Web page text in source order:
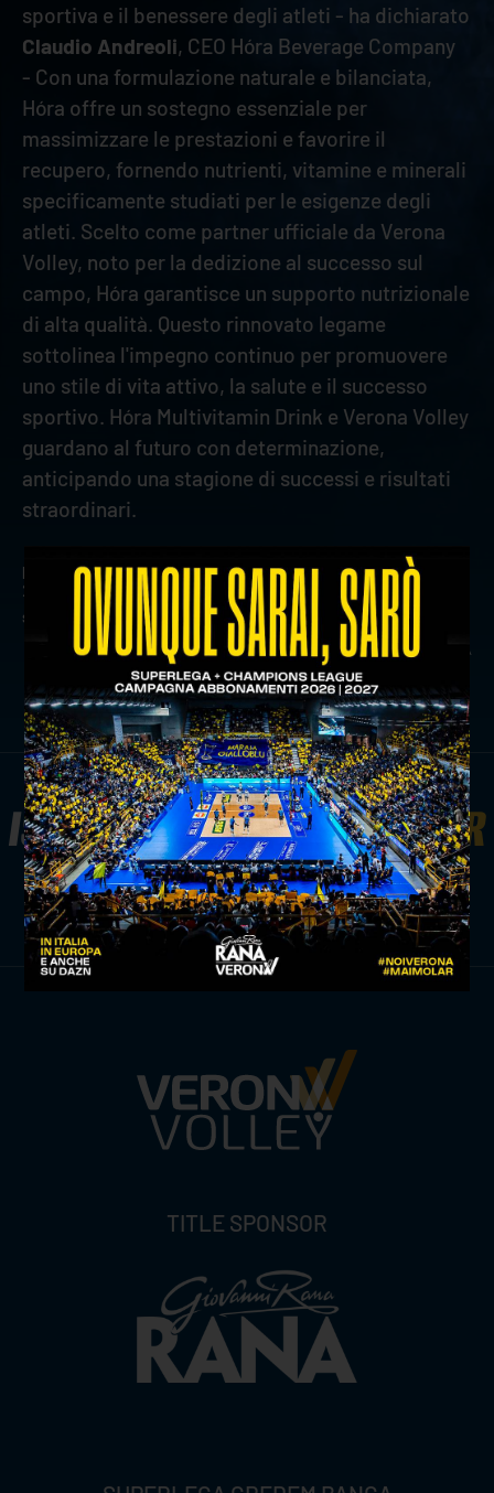
sportiva e il benessere degli atleti - ha dichiarato
Claudio Andreoli, CEO Hóra Beverage Company
- Con una formulazione naturale e bilanciata,
Hóra offre un sostegno essenziale per
massimizzare le prestazioni e favorire il
recupero, fornendo nutrienti, vitamine e minerali
specificamente studiati per le esigenze degli
atleti. Scelto come partner ufficiale da Verona
Volley, noto per la dedizione al successo sul
campo, Hóra garantisce un supporto nutrizionale
di alta qualità. Questo rinnovato legame
sottolinea l'impegno continuo per promuovere
uno stile di vita attivo, la salute e il successo
sportivo. Hóra Multivitamin Drink e Verona Volley
guardano al futuro con determinazione,
anticipando una stagione di successi e risultati
straordinari.
precedente:verona volley riceve il premio verona giovani
2023
successivo:
focus sull'avversario: sir susa vim perugia
news prima squadra
ISCRIVITI ALLANEWSLETTER
ISCRIVITI ORA
TITLE SPONSOR